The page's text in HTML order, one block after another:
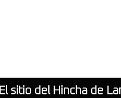
El sitio del Hincha de